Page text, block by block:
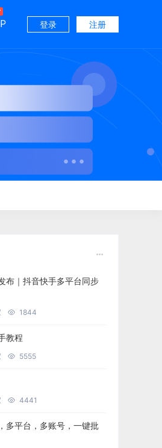
登录 注册
布｜抖音快手多平台同步
1844
教程
5555
4441
多平台，多账号，一键批